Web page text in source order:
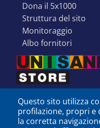
dona il 5x1000
struttura del sito
monitoraggio
albo fornitori
Questo sito utilizza
profilazione, propri e
la corretta